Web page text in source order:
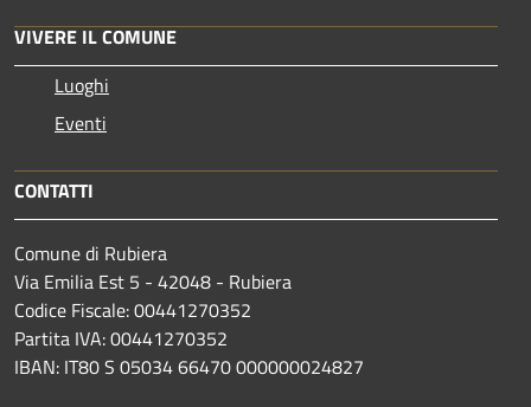
VIVERE IL COMUNE
Luoghi
Eventi
CONTATTI
Comune di Rubiera
Via Emilia Est 5 - 42048 - Rubiera
Codice Fiscale: 00441270352
Partita IVA: 00441270352
IBAN: IT80 S 05034 66470 000000024827